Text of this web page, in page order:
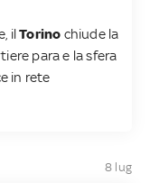
ilTorino chiude la
para e la sfera
in rete
8 lug